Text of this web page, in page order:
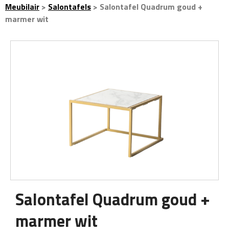
Meubilair > Salontafels > Salontafel Quadrum goud +
marmer wit
Salontafel Quadrum goud +
marmer wit